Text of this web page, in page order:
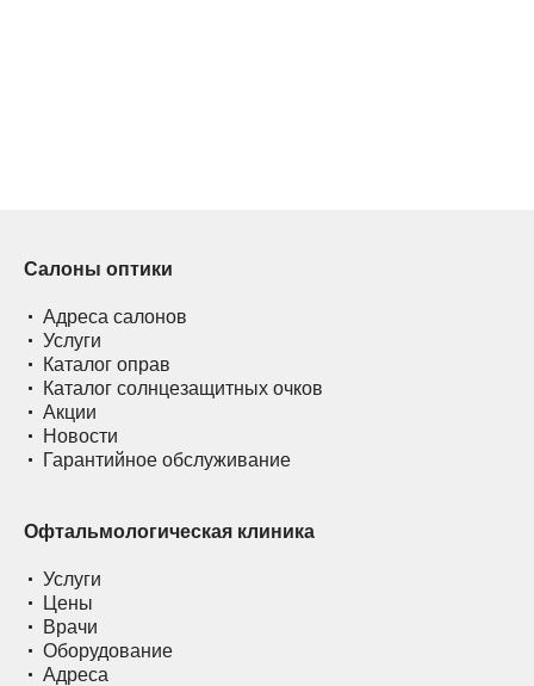
Салоны оптики
Адреса салонов
Услуги
Каталог оправ
Каталог солнцезащитных очков
Акции
Новости
Гарантийное обслуживание
Офтальмологическая клиника
Услуги
Цены
Врачи
Оборудование
Адреса